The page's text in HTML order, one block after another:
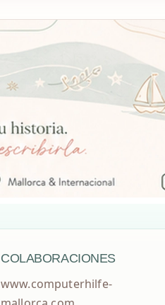
COLABORACIONES
www.computerhilfe-